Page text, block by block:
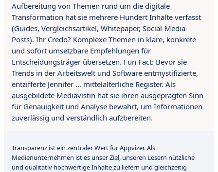
Aufbereitung von Themen rund um die digitale
Transformation hat sie mehrere Hundert Inhalte verfasst
(Guides, Vergleichsartikel, Whitepaper, Social-Media-
Posts). Ihr Credo? Komplexe Themen in klare, konkrete
und sofort umsetzbare Empfehlungen für
Entscheidungsträger übersetzen. Fun Fact: Bevor sie
Trends in der Arbeitswelt und Software entmystifizierte,
entzifferte Jennifer … mittelalterliche Register. Als
ausgebildete Mediävistin hat sie ihren ausgeprägten Sinn
für Genauigkeit und Analyse bewahrt, um Informationen
zuverlässig und verständlich aufzbereiten.
Transparenz ist ein zentraler Wert für Appvizer. Als
Medienunternehmen ist es unser Ziel, unseren Lesern nützliche
und qualitativ hochwertige Inhalte zu liefern und gleichzeitig